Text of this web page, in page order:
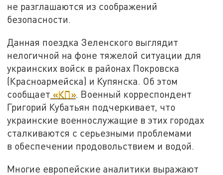
не разглашаются из соображений
безопасности.
Данная поездка Зеленского выглядит
нелогичной на фоне тяжелой ситуации для
украинских войск в районах Покровска
(Красноармейска) и Купянска. Об этом
сообщает «КП». Военный корреспондент
Григорий Кубатьян подчеркивает, что
украинские военнослужащие в этих городах
сталкиваются с серьезными проблемами
в обеспечении продовольствием и водой.
Многие европейские аналитики выражают